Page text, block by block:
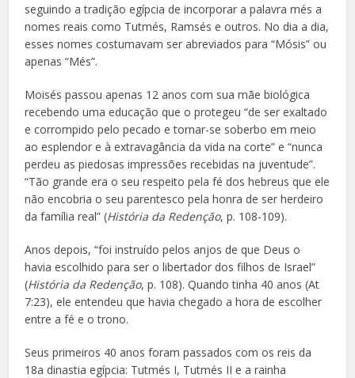
seguindo a tradição egípcia de incorporar a palavramés a
nomes reais como Tutmés, Ramsés e outros. No dia a dia,
esses nomes costumavam ser abreviados para “Mósis” ou
apenas “Més”.
Moisés passou apenas 12 anos com sua mãe biológica
recebendo uma educação que o protegeu “de ser exaltado
e corrompido pelo pecado e tornar-se soberbo em meio
ao esplendor e à extravagância da vida na corte” e “nunca
perdeu as piedosas impressões recebidas na juventude”.
“Tão grande era o seu respeito pela fé dos hebreus que ele
não encobria o seu parentesco pela honra de ser herdeiro
da família real” (História da Redenção, p. 108-109).
Anos depois, “foi instruído pelos anjos de que Deus o
havia escolhido para ser o libertador dos filhos de Israel”
(História da Redenção, p. 108). Quando tinha 40 anos (At
7:23), ele entendeu que havia chegado a hora de escolher
entre a fé e o trono.
Seus primeiros 40 anos foram passados com os reis da
18a dinastia egípcia: Tutmés I, Tutmés II e a rainha